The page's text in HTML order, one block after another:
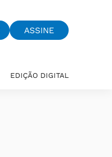
ASSINE
EDIÇÃO DIGITAL